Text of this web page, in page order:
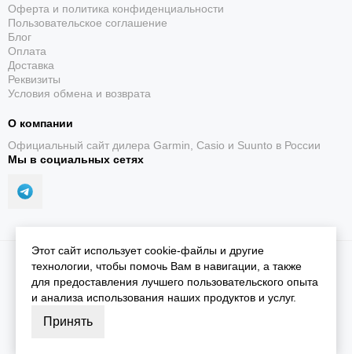
Оферта и политика конфиденциальности
Пользовательское соглашение
Блог
Оплата
Доставка
Реквизиты
Условия обмена и возврата
О компании
Официальный сайт дилера Garmin, Casio и Suunto в России
Мы в социальных сетях
2026 © iGarmin.Карта сайта
Этот сайт использует cookie-файлы и другие
технологии, чтобы помочь Вам в навигации, а также
для предоставления лучшего пользовательского опыта
и анализа использования наших продуктов и услуг.
Принять